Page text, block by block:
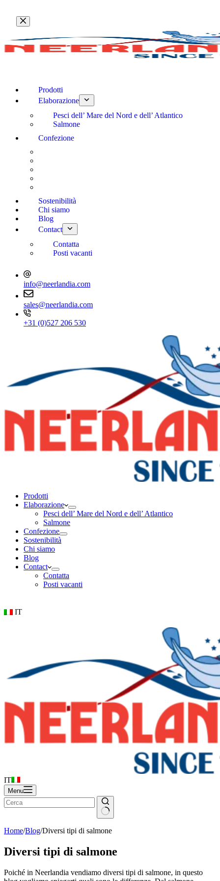
contenuto
Prodotti
Elaborazione
Pesci dell’ Mare del Nord e dell’ Atlantico
Salmone
Confezione
Sostenibilità
Chi siamo
Blog
Contact
Contatta
Posti vacanti
info@neerlandia.com
sales@neerlandia.com
+31 (0)527 206 530
Prodotti
Elaborazione
Pesci dell’ Mare del Nord e dell’ Atlantico
Salmone
Confezione
Sostenibilità
Chi siamo
Blog
Contact
Contatta
Posti vacanti
IT
IT
Menu
Home/Blog/Diversi tipi di salmone
Diversi tipi di salmone
Poiché in Neerlandia vendiamo diversi tipi di salmone, in questo